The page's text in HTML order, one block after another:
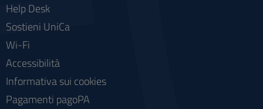
Help Desk
Sostieni UniCa
Wi-Fi
Accessibilità
Informativa sui cookies
Pagamenti pagoPA